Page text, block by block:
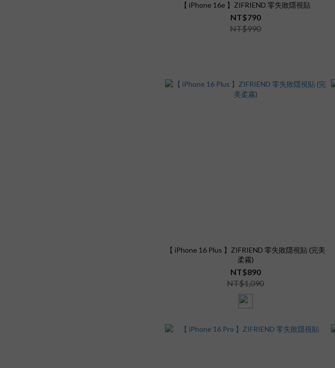
【 iPhone 16e 】ZIFRIEND 零失敗隱視貼
NT$790
NT$990
【 iPhone 16 Plus 】ZIFRIEND 零失敗隱視貼 (完美
柔霧)
NT$890
NT$1,090